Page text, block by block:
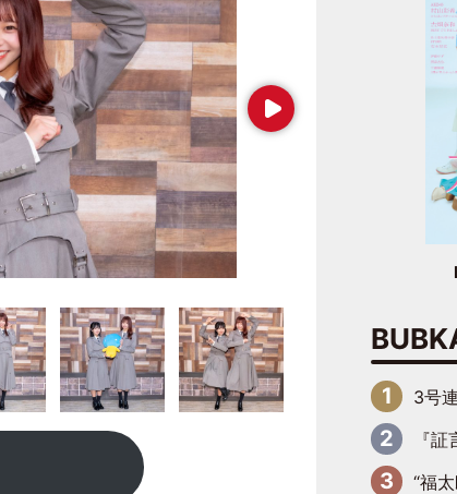
Next
3号連続“乃木坂
『証言TIF～アイドル戦
“福太郎愛”で